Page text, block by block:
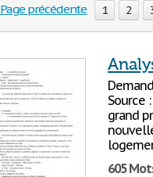
Page précédente
1 2
Source
grand
605